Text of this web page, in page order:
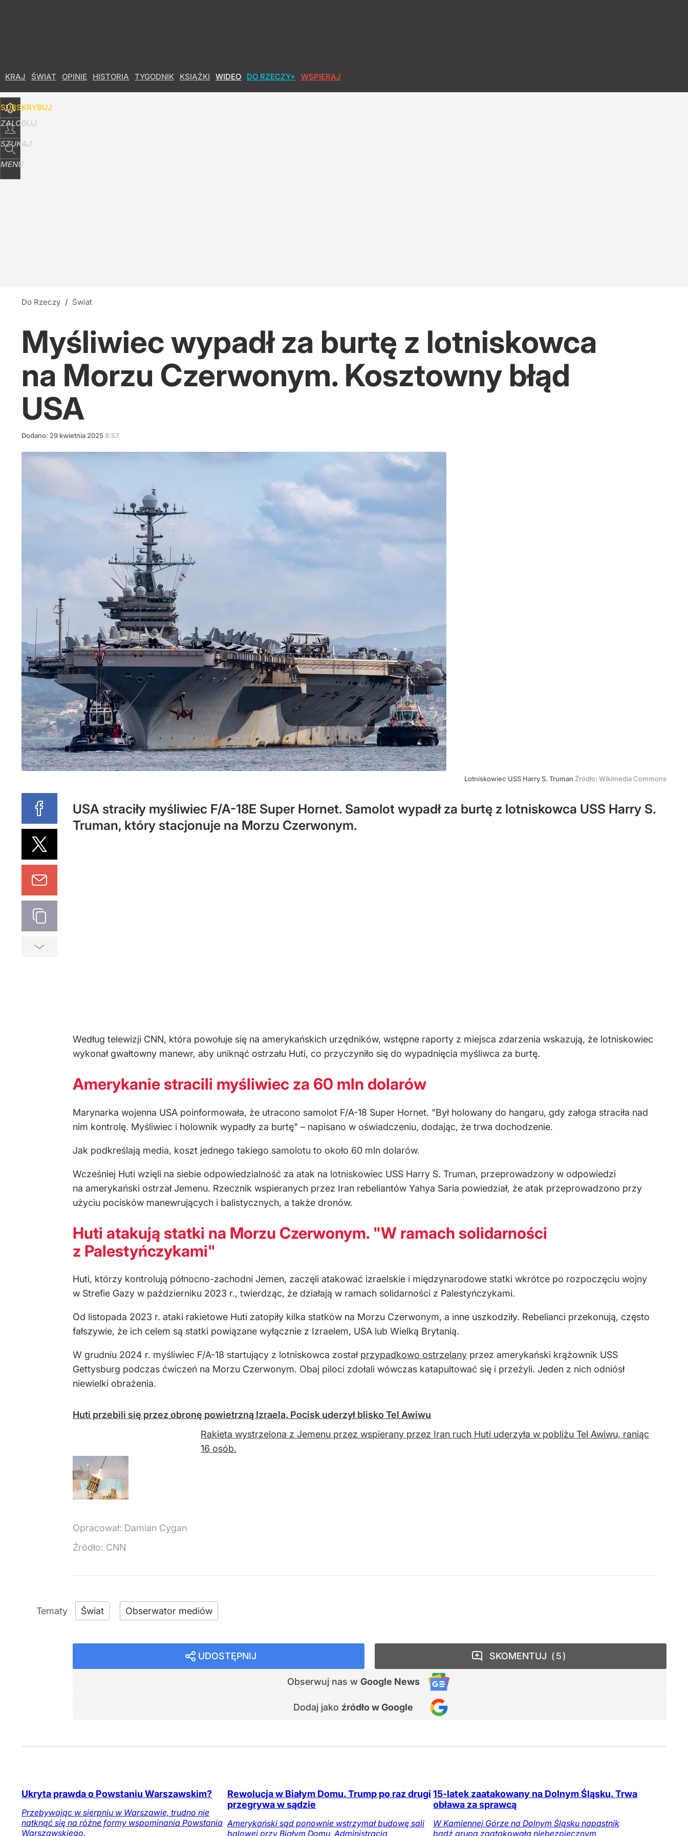
KRAJ ŚWIAT OPINIE HISTORIA TYGODNIK KSIĄŻKI WIDEO DO RZECZY+ WSPIERAJ
SUBSKRYBUJ
ZALOGUJ
SZUKAJ
MENU
Do Rzeczy / Świat
Myśliwiec wypadł za burtę z lotniskowca
na Morzu Czerwonym. Kosztowny błąd
USA
Dodano: 29 kwietnia 2025 8:57
Lotniskowiec USS Harry S. Truman Źródło: Wikimedia Commons
USA straciły myśliwiec F/A-18E Super Hornet. Samolot wypadł za burtę z lotniskowca USS Harry S.
Truman, który stacjonuje na Morzu Czerwonym.
Według telewizji CNN, która powołuje się na amerykańskich urzędników, wstępne raporty z miejsca zdarzenia wskazują, że lotniskowiec
wykonał gwałtowny manewr, aby uniknąć ostrzału Huti, co przyczyniło się do wypadnięcia myśliwca za burtę.
Amerykanie stracili myśliwiec za 60 mln dolarów
Marynarka wojenna USA poinformowała, że utracono samolot F/A-18 Super Hornet. "Był holowany do hangaru, gdy załoga straciła nad
nim kontrolę. Myśliwiec i holownik wypadły za burtę" – napisano w oświadczeniu, dodając, że trwa dochodzenie.
Jak podkreślają media, koszt jednego takiego samolotu to około 60 mln dolarów.
Wcześniej Huti wzięli na siebie odpowiedzialność za atak na lotniskowiec USS Harry S. Truman, przeprowadzony w odpowiedzi
na amerykański ostrzał Jemenu. Rzecznik wspieranych przez Iran rebeliantów Yahya Saria powiedział, że atak przeprowadzono przy
użyciu pocisków manewrujących i balistycznych, a także dronów.
Huti atakują statki na Morzu Czerwonym. "W ramach solidarności
z Palestyńczykami"
Huti, którzy kontrolują północno-zachodni Jemen, zaczęli atakować izraelskie i międzynarodowe statki wkrótce po rozpoczęciu wojny
w Strefie Gazy w październiku 2023 r., twierdząc, że działają w ramach solidarności z Palestyńczykami.
Od listopada 2023 r. ataki rakietowe Huti zatopiły kilka statków na Morzu Czerwonym, a inne uszkodziły. Rebelianci przekonują, często
fałszywie, że ich celem są statki powiązane wyłącznie z Izraelem, USA lub Wielką Brytanią.
W grudniu 2024 r. myśliwiec F/A-18 startujący z lotniskowca został przypadkowo ostrzelany przez amerykański krążownik USS
Gettysburg podczas ćwiczeń na Morzu Czerwonym. Obaj piloci zdołali wówczas katapultować się i przeżyli. Jeden z nich odniósł
niewielki obrażenia.
Huti przebili się przez obronę powietrzną Izraela. Pocisk uderzył blisko Tel Awiwu
Rakieta wystrzelona z Jemenu przez wspierany przez Iran ruch Huti uderzyła w pobliżu Tel Awiwu, raniąc
16 osób.
Opracował: Damian Cygan
Źródło: CNN
Świat Obserwator mediów
UDOSTĘPNIJ
Obserwuj nas w Google News
Dodaj jako źródło w Google
SKOMENTUJ 5
Ukryta prawda o Powstaniu Warszawskim?
Przebywając w sierpniu w Warszawie, trudno nie
natknąć się na różne formy wspominania Powstania
Warszawskiego.
Rewolucja w Białym Domu. Trump po raz drugi
przegrywa w sądzie
Amerykański sąd ponownie wstrzymał budowę sali
balowej przy Białym Domu. Administracja
15-latek zaatakowany na Dolnym Śląsku. Trwa
obława za sprawcą
W Kamiennej Górze na Dolnym Śląsku napastnik
bądź grupa zaatakowała niebezpiecznym